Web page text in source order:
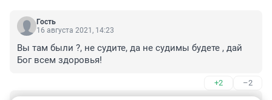
Гость
16 августа 2021, 14:23
Вы там были ?, не судите, да не судимы будете , дай
Бог всем здоровья!
+2 –2